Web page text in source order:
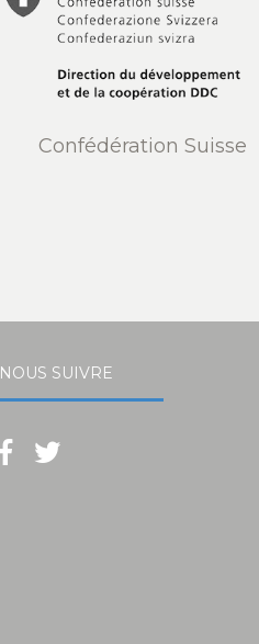
Confédération Suisse
NOUS SUIVRE